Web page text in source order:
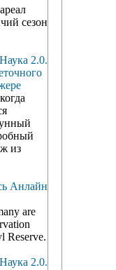
сезон
Наука 2.0.
из
Анлайн
are
Reserve.
Наука 2.0.